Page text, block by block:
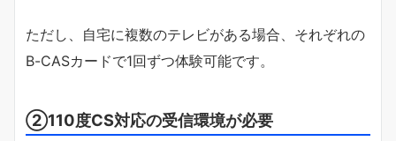
ただし、自宅に複数のテレビがある場合、それぞれの
B-CASカードで1回ずつ体験可能です。
②110度CS対応の受信環境が必要